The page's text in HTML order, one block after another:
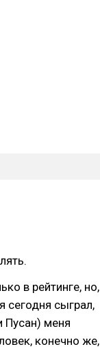
в рейтинге, но,
сегодня сыграл,
Пусан) меня
конечно же,